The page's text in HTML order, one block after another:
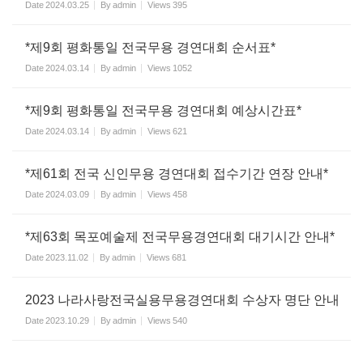
Date2024.03.25 Byadmin Views 395
*제9회 평화통일 전국무용 경연대회 순서표*
Date2024.03.14 Byadmin Views 1052
*제9회 평화통일 전국무용 경연대회 예상시간표*
Date2024.03.14 Byadmin Views 621
*제61회 전국 신인무용 경연대회 접수기간 연장 안내*
Date2024.03.09 Byadmin Views 458
*제63회 목포예술제 전국무용경연대회 대기시간 안내*
Date2023.11.02 Byadmin Views 681
2023 나라사랑전국실용무용경연대회 수상자 명단 안내
Date2023.10.29 Byadmin Views 540